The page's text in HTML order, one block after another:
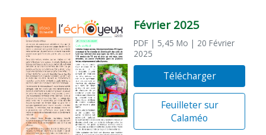
Février 2025
PDF | 5,45 Mo | 20 Février
2025
Télécharger
Feuilleter sur
Calaméo